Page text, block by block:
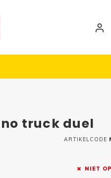
truck duel
ARTIKELCODE
NIET